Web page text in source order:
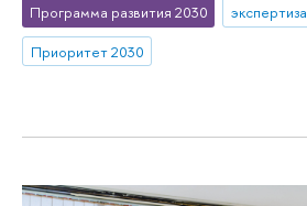
Программа развития 2030 экспертиза
Приоритет 2030